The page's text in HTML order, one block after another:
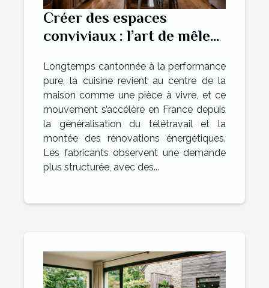
Créer des espaces
conviviaux : l’art de mêler
dans la cuisine
Longtemps cantonnée à la performance
pure, la cuisine revient au centre de la
maison comme une pièce à vivre, et ce
mouvement s’accélère en France depuis
la généralisation du télétravail et la
montée des rénovations énergétiques.
Les fabricants observent une demande
plus structurée, avec des...